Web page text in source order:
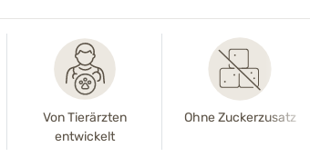
Von Tierärzten
entwickelt
Ohne Zuckerzusatz